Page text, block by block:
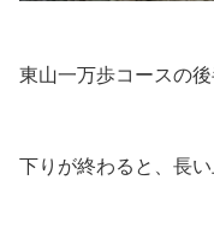
東山一万歩コースの後
下りが終わると、長い